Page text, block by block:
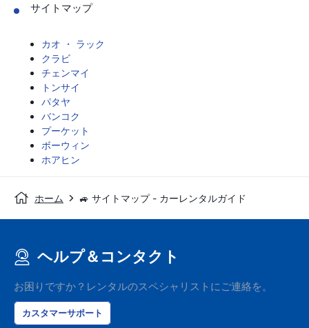
サイトマップ
カオ ・ ラック
クラビ
チェンマイ
トンサイ
パタヤ
バンコク
プーケット
ボーウィン
ホアヒン
ホーム 🚙 サイトマップ - カーレンタルガイド
ヘルプ＆コンタクト
お困りですか？レンタルのスペシャリストにご連絡を。
カスタマーサポート